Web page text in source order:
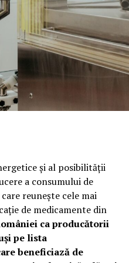
și al posibilității
a consumului de
care reuneşte cele mai
de medicamente din
ca producătorii
pe lista
beneficiază de